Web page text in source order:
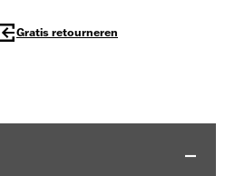
Gratis retourneren